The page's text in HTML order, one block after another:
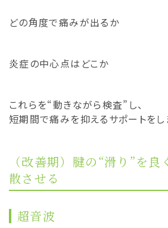
どの角度で痛みが出るか
炎症の中心点はどこか
これらを“動きながら検査”し、
短期間で痛みを抑えるサポートをし
（改善期）腱の“滑り”を
散させる
超音波